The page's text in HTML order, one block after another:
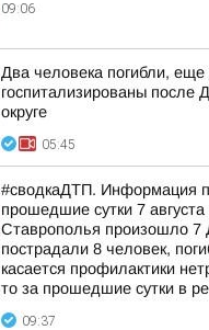
09:06
Два человека погибли, еще
госпитализированы после
округе
05:45
#сводкаДТП. Информация
прошедшие сутки 7 августа
Ставрополья произошло 7
пострадали 8 человек,
касается профилактики
то за прошедшие сутки в
09:37